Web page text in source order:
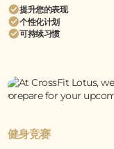
提升您的表现
个性化计划
可持续习惯
健身竞赛